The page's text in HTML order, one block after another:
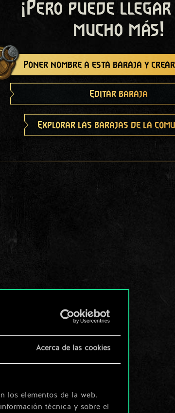
Acerca de las cookies
los elementos de la web.
técnica y sobre el
¡Pero puede
mucho más!
Poner nombre a esta baraja y
Editar baraja
Explorar las barajas de la